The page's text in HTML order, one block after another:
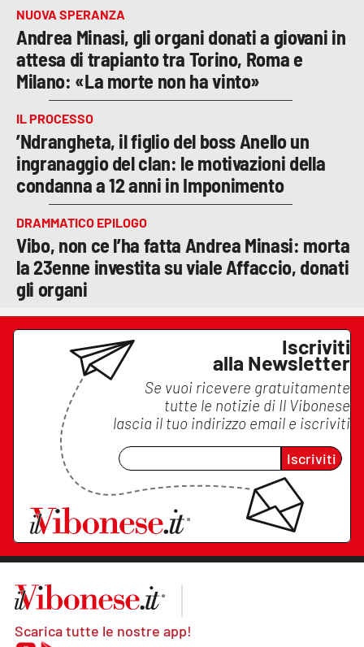
NUOVA SPERANZA
Andrea Minasi, gli organi donati a giovani in
attesa di trapianto tra Torino, Roma e
Milano: «La morte non ha vinto»
IL PROCESSO
’Ndrangheta, il figlio del boss Anello un
ingranaggio del clan: le motivazioni della
condanna a 12 anni in Imponimento
DRAMMATICO EPILOGO
Vibo, non ce l’ha fatta Andrea Minasi: morta
la 23enne investita su viale Affaccio, donati
gli organi
Iscriviti
alla Newsletter
Se vuoi ricevere gratuitamente
tutte le notizie di Il Vibonese
lascia il tuo indirizzo email e iscriviti
Iscriviti
Scarica tutte le nostre app!